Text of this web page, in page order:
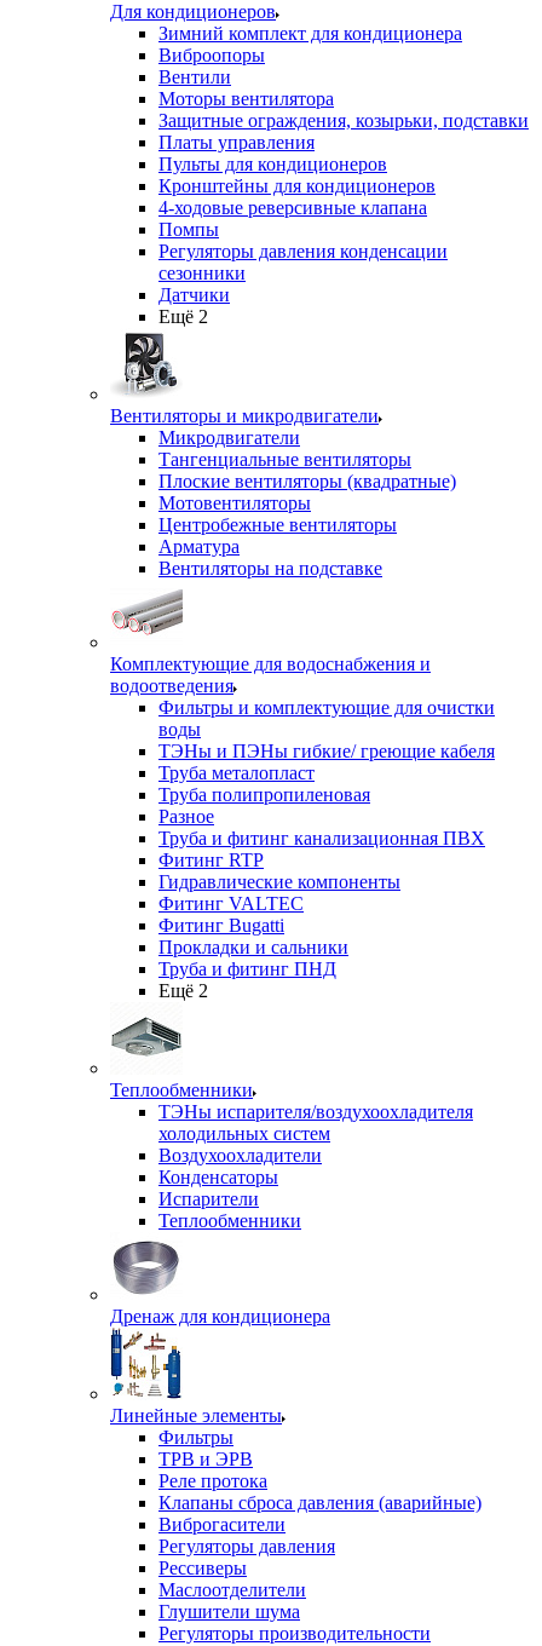
Для кондиционеров
Зимний комплект для кондиционера
Виброопоры
Вентили
Моторы вентилятора
Защитные ограждения, козырьки, подставки
Платы управления
Пульты для кондиционеров
Кронштейны для кондиционеров
4-ходовые реверсивные клапана
Помпы
Регуляторы давления конденсации
сезонники
Датчики
Ещё 2
Вентиляторы и микродвигатели
Микродвигатели
Тангенциальные вентиляторы
Плоские вентиляторы (квадратные)
Мотовентиляторы
Центробежные вентиляторы
Арматура
Вентиляторы на подставке
Комплектующие для водоснабжения и
водоотведения
Фильтры и комплектующие для очистки
воды
ТЭНы и ПЭНы гибкие/ греющие кабеля
Труба металопласт
Труба полипропиленовая
Разное
Труба и фитинг канализационная ПВХ
Фитинг RTP
Гидравлические компоненты
Фитинг VALTEC
Фитинг Bugatti
Прокладки и сальники
Труба и фитинг ПНД
Ещё 2
Теплообменники
ТЭНы испарителя/воздухоохладителя
холодильных систем
Воздухоохладители
Конденсаторы
Испарители
Теплообменники
Дренаж для кондиционера
Линейные элементы
Фильтры
ТРВ и ЭРВ
Реле протока
Клапаны сброса давления (аварийные)
Виброгасители
Регуляторы давления
Рессиверы
Маслоотделители
Глушители шума
Регуляторы производительности